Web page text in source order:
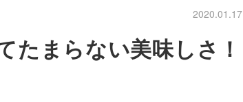
2020.01.17
たまらない美味しさ！